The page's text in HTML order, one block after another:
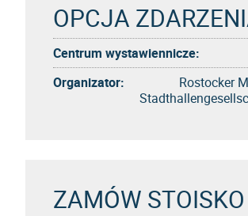
OPCJA
Centrum wystawiennicze:
Organizator:
Rostocker
ZAMÓW STOISKO